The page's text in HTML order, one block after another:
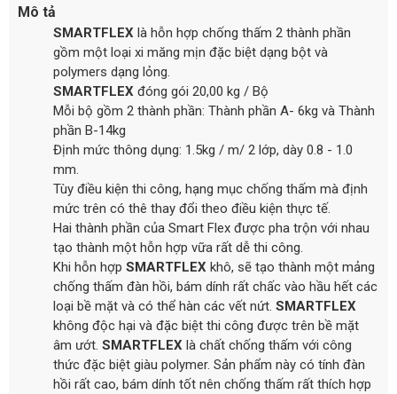
Mô tả
SMARTFLEX là hỗn hợp chống thấm 2 thành phần
gồm một loại xi măng mịn đặc biệt dạng bột và
polymers dạng lỏng.
SMARTFLEX đóng gói 20,00 kg / Bộ
Mỗi bộ gồm 2 thành phần: Thành phần A- 6kg và Thành
phần B-14kg
Định mức thông dụng: 1.5kg / m/ 2 lớp, dày 0.8 - 1.0
mm.
Tùy điều kiện thi công, hạng mục chống thấm mà định
mức trên có thê thay đổi theo điều kiện thực tế.
Hai thành phần của Smart Flex được pha trộn với nhau
tạo thành một hỗn hợp vữa rất dễ thi công.
Khi hỗn hợp SMARTFLEX khô, sẽ tạo thành một mảng
chống thấm đàn hồi, bám dính rất chấc vào hầu hết các
loại bề mặt và có thể hàn các vết nứt. SMARTFLEX
không độc hại và đặc biệt thi công được trên bề mặt
âm ướt. SMARTFLEX là chất chống thấm với công
thức đặc biệt giàu polymer. Sản phẩm này có tính đàn
hồi rất cao, bám dính tốt nên chống thấm rất thích hợp